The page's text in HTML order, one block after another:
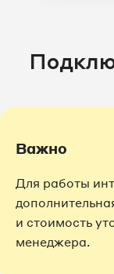
Важно
Для работы
и стоимость
менеджера.